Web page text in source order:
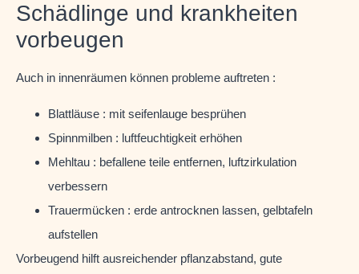
Schädlinge und krankheiten
vorbeugen
Auch in innenräumen können probleme auftreten :
Blattläuse : mit seifenlauge besprühen
Spinnmilben : luftfeuchtigkeit erhöhen
Mehltau : befallene teile entfernen, luftzirkulation
verbessern
Trauermücken : erde antrocknen lassen, gelbtafeln
aufstellen
Vorbeugend hilft ausreichender pflanzabstand, gute